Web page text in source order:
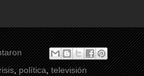
,política,televisión